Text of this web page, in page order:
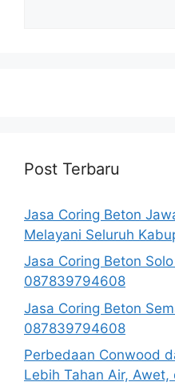
Post Terbaru
Jasa Coring Beton
Melayani Seluruh
Jasa Coring Beton
087839794608
Jasa Coring Beton
087839794608
Perbedaan Conwood
Lebih Tahan Air,